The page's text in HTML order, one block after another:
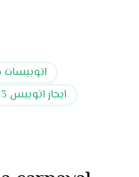
ايجار اتوبيس 33 راكب